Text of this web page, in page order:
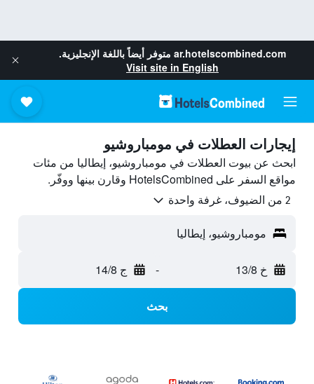
ar.hotelscombined.com متوفر أيضاً باللغة الإنجليزية.
Visit site in English
إيجارات العطلات في مومباروشيو
ابحث عن بيوت العطلات في مومباروشيو، إيطاليا من مئات
مواقع السفر على HotelsCombined وقارن بينها ووفّر.
2 من الضيوف، غرفة واحدة
مومباروشيو، إيطاليا
خ 13/8 - ج 14/8
بحث